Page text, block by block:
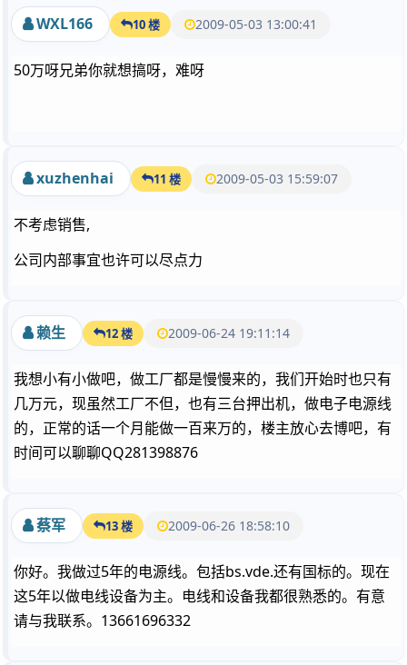
WXL166 10 楼 2009-05-03 13:00:41
50万呀兄弟你就想搞呀，难呀
xuzhenhai 11 楼 2009-05-03 15:59:07
不考虑销售,
公司内部事宜也许可以尽点力
赖生 12 楼 2009-06-24 19:11:14
我想小有小做吧，做工厂都是慢慢来的，我们开始时也只有
几万元，现虽然工厂不但，也有三台押出机，做电子电源线
的，正常的话一个月能做一百来万的，楼主放心去博吧，有
时间可以聊聊QQ281398876
蔡军 13 楼 2009-06-26 18:58:10
你好。我做过5年的电源线。包括bs.vde.还有国标的。现在
这5年以做电线设备为主。电线和设备我都很熟悉的。有意
请与我联系。13661696332